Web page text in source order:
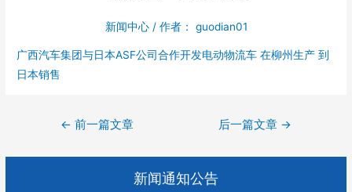
新闻通知公告
新闻中心/ 作者： guodian01
广西汽车集团与日本ASF公司合作开发电动物流车 在柳州生产 到
日本销售
导
← 前一篇文章 后一篇文章 →